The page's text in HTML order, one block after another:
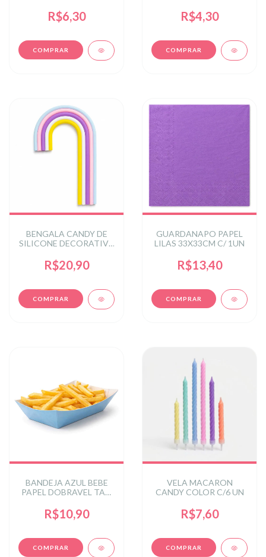
R$6,30 R$4,30
BENGALA CANDY DE
SILICONE DECORATIVA
COLORIDO
R$20,90
GUARDANAPO PAPEL
LILAS 33X33CM C/ 1UN
R$13,40
BANDEJA AZUL BEBE
PAPEL DOBRAVEL TAM
R$10,90
VELA MACARON
CANDY COLOR C/6 UN
R$7,60